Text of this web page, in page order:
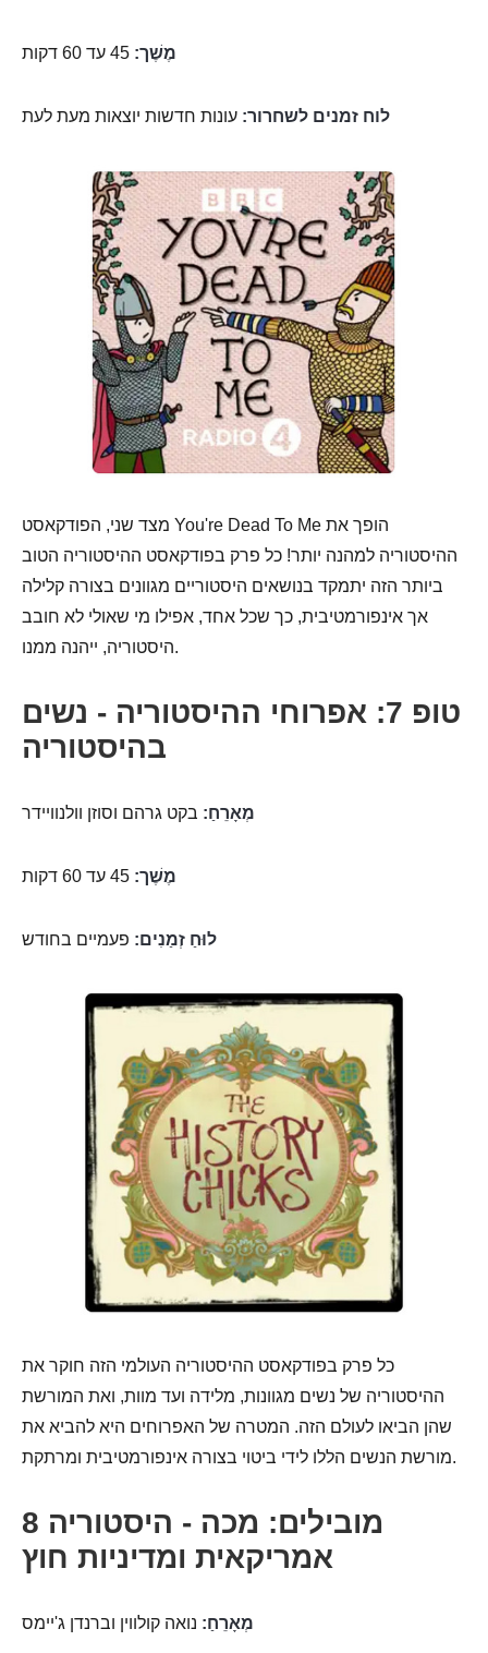
מֶשֶׁך:
לוח זמנים לשחרור: עונות חדשות יוצאות מעת לעת
מצד שני, הפודקאסט You're Dead To Me הופך את
ההיסטוריה למהנה יותר! כל פרק בפודקאסט ההיסטוריה הטוב
ביותר הזה יתמקד בנושאים היסטוריים מגוונים בצורה קלילה
אך אינפורמטיבית, כך שכל אחד, אפילו מי שאולי לא חובב
היסטוריה, ייהנה ממנו.
טופ 7: אפרוחי ההיסטוריה - נשים
בהיסטוריה
מְאָרֵחַ: בקט גרהם וסוזן וולנוויידר
מֶשֶׁך:
לוּחַ זְמַנִים: פעמיים בחודש
כל פרק בפודקאסט ההיסטוריה העולמי הזה חוקר את
ההיסטוריה של נשים מגוונות, מלידה ועד מוות, ואת המורשת
שהן הביאו לעולם הזה. המטרה של האפרוחים היא להביא את
מורשת הנשים הללו לידי ביטוי בצורה אינפורמטיבית ומרתקת.
8 מובילים: מכה - היסטוריה
אמריקאית ומדיניות חוץ
מְאָרֵחַ: נואה קולווין וברנדן ג'יימס